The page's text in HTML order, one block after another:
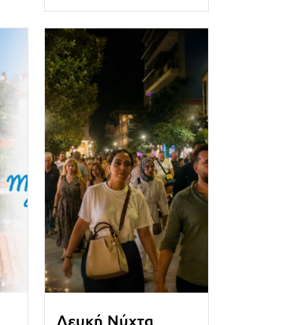
Λευκή Νύχτα